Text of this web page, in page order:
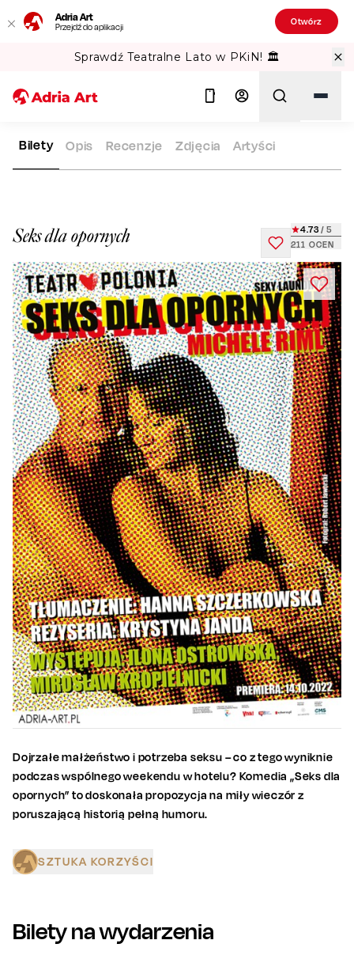
Adria Art
Przejdź do aplikacji Otwórz
Sprawdź Teatralne Lato w PKiN! 🏛️
ADRIA ART REPERTUAR SEKS DLA OPORNYCH
Seks dla opornych 211 OCEN
4.73 / 5
Bilety Opis Recenzje Zdjęcia Artyści
Dojrzałe małżeństwo i potrzeba seksu – co z tego wyniknie
podczas wspólnego weekendu w hotelu? Komedia „Seks dla
opornych” to doskonała propozycja na miły wieczór z
poruszającą historią pełną humoru.
SZTUKA KORZYŚCI
Bilety na wydarzenia